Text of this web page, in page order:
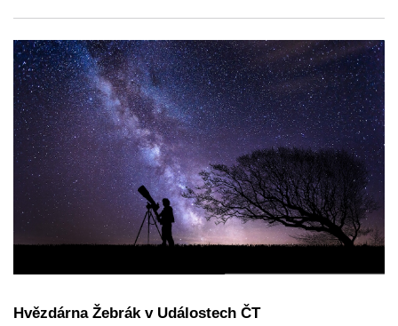
Hvězdárna Žebrák v Událostech ČT